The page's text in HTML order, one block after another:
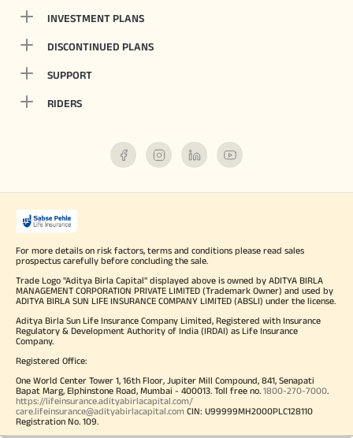
INVESTMENT PLANS
DISCONTINUED PLANS
SUPPORT
RIDERS
For more details on risk factors, terms and conditions please read sales
prospectus carefully before concluding the sale.
Trade Logo "Aditya Birla Capital" displayed above is owned by ADITYA BIRLA
MANAGEMENT CORPORATION PRIVATE LIMITED (Trademark Owner) and used by
ADITYA BIRLA SUN LIFE INSURANCE COMPANY LIMITED (ABSLI) under the license.
Aditya Birla Sun Life Insurance Company Limited, Registered with Insurance
Regulatory & Development Authority of India (IRDAI) as Life Insurance
Company.
Registered Office:
One World Center Tower 1, 16th Floor, Jupiter Mill Compound, 841, Senapati
Bapat Marg, Elphinstone Road, Mumbai - 400013. Toll free no. 1800-270-7000.
https://lifeinsurance.adityabirlacapital.com/
care.lifeinsurance@adityabirlacapital.com CIN: U99999MH2000PLC128110
Registration No. 109.